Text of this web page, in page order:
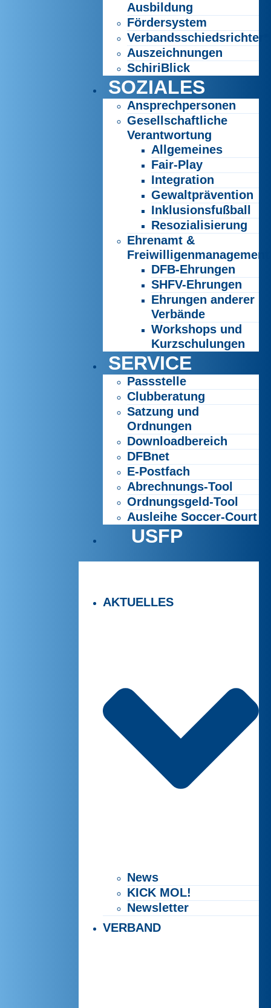
Ausbildung
Fördersystem
Auszeichnungen
SchiriBlick
SOZIALES
Ansprechpersonen
Gesellschaftliche
Verantwortung
Allgemeines
Fair-Play
Integration
Gewaltprävention
Inklusionsfußball
Resozialisierung
Ehrenamt &
Freiwilligenmanagement
DFB-Ehrungen
SHFV-Ehrungen
Ehrungen anderer
Verbände
Workshops und
Kurzschulungen
SERVICE
Passstelle
Clubberatung
Satzung und
Ordnungen
Downloadbereich
DFBnet
E-Postfach
Abrechnungs-Tool
Ordnungsgeld-Tool
Ausleihe Soccer-Court
USFP
AKTUELLES
News
KICK MOL!
Newsletter
VERBAND